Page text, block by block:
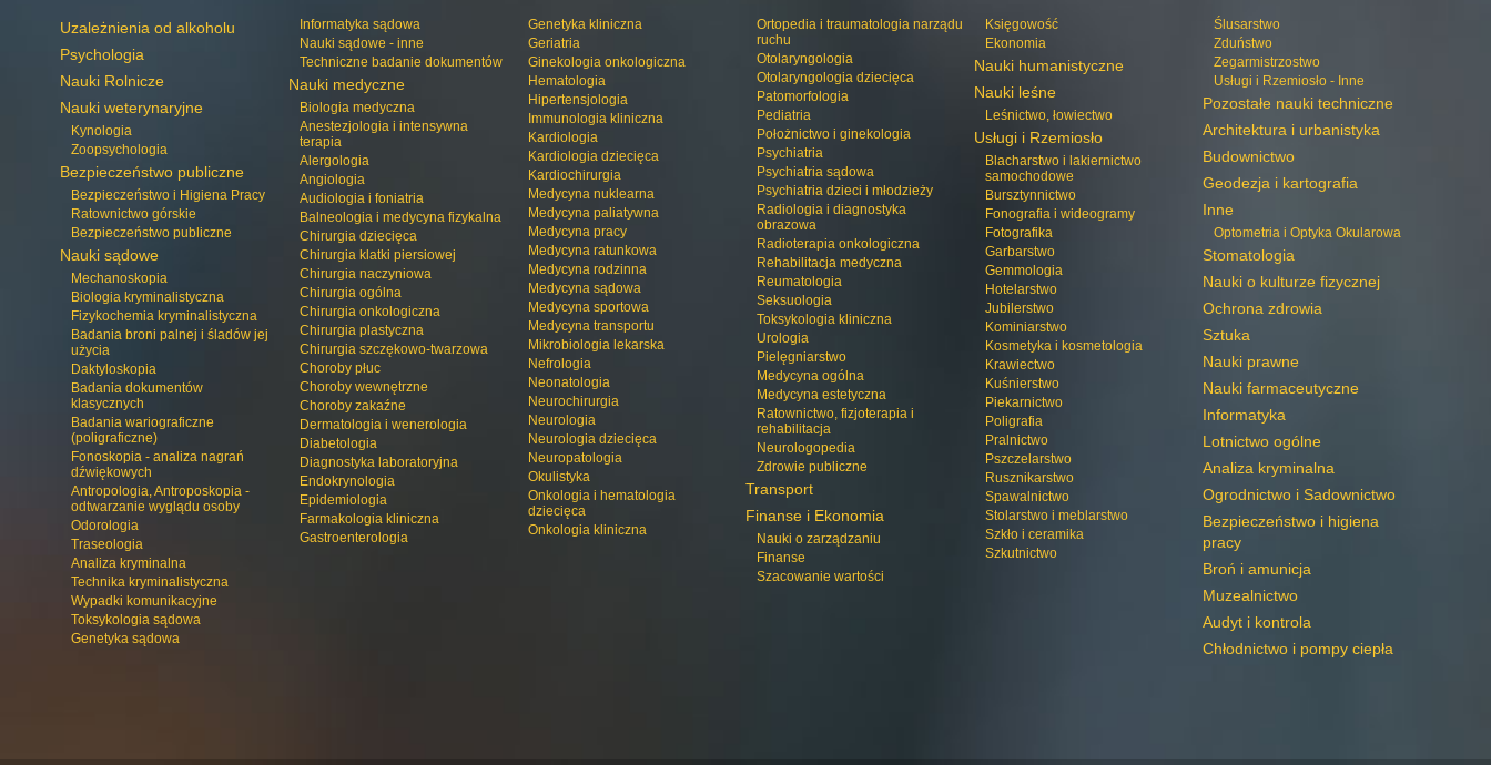
Uzależnienia od alkoholu
Psychologia
Nauki Rolnicze
Nauki weterynaryjne
Kynologia
Zoopsychologia
Bezpieczeństwo publiczne
Bezpieczeństwo i Higiena Pracy
Ratownictwo górskie
Bezpieczeństwo publiczne
Nauki sądowe
Mechanoskopia
Biologia kryminalistyczna
Fizykochemia kryminalistyczna
Badania broni palnej i śladów jej
użycia
Daktyloskopia
Badania dokumentów
klasycznych
Badania wariograficzne
(poligraficzne)
Fonoskopia - analiza nagrań
dźwiękowych
Antropologia, Antroposkopia -
odtwarzanie wyglądu osoby
Odorologia
Traseologia
Analiza kryminalna
Technika kryminalistyczna
Wypadki komunikacyjne
Toksykologia sądowa
Genetyka sądowa
Informatyka sądowa
Nauki sądowe - inne
Techniczne badanie dokumentów
Nauki medyczne
Biologia medyczna
Anestezjologia i intensywna
terapia
Alergologia
Angiologia
Audiologia i foniatria
Balneologia i medycyna fizykalna
Chirurgia dziecięca
Chirurgia klatki piersiowej
Chirurgia naczyniowa
Chirurgia ogólna
Chirurgia onkologiczna
Chirurgia plastyczna
Chirurgia szczękowo-twarzowa
Choroby płuc
Choroby wewnętrzne
Choroby zakaźne
Dermatologia i wenerologia
Diabetologia
Diagnostyka laboratoryjna
Endokrynologia
Epidemiologia
Farmakologia kliniczna
Gastroenterologia
Genetyka kliniczna
Geriatria
Ginekologia onkologiczna
Hematologia
Hipertensjologia
Immunologia kliniczna
Kardiologia
Kardiologia dziecięca
Kardiochirurgia
Medycyna nuklearna
Medycyna paliatywna
Medycyna pracy
Medycyna ratunkowa
Medycyna rodzinna
Medycyna sądowa
Medycyna sportowa
Medycyna transportu
Mikrobiologia lekarska
Nefrologia
Neonatologia
Neurochirurgia
Neurologia
Neurologia dziecięca
Neuropatologia
Okulistyka
Onkologia i hematologia
dziecięca
Onkologia kliniczna
Ortopedia i traumatologia narządu
ruchu
Otolaryngologia
Otolaryngologia dziecięca
Patomorfologia
Pediatria
Położnictwo i ginekologia
Psychiatria
Psychiatria sądowa
Psychiatria dzieci i młodzieży
Radiologia i diagnostyka
obrazowa
Radioterapia onkologiczna
Rehabilitacja medyczna
Reumatologia
Seksuologia
Toksykologia kliniczna
Urologia
Pielęgniarstwo
Medycyna ogólna
Medycyna estetyczna
Ratownictwo, fizjoterapia i
rehabilitacja
Neurologopedia
Zdrowie publiczne
Transport
Finanse i Ekonomia
Nauki o zarządzaniu
Finanse
Szacowanie wartości
Księgowość
Ekonomia
Nauki humanistyczne
Nauki leśne
Leśnictwo, łowiectwo
Usługi i Rzemiosło
Blacharstwo i lakiernictwo
samochodowe
Bursztynnictwo
Fonografia i wideogramy
Fotografika
Garbarstwo
Gemmologia
Hotelarstwo
Jubilerstwo
Kominiarstwo
Kosmetyka i kosmetologia
Krawiectwo
Kuśnierstwo
Piekarnictwo
Poligrafia
Pralnictwo
Pszczelarstwo
Rusznikarstwo
Spawalnictwo
Stolarstwo i meblarstwo
Szkło i ceramika
Szkutnictwo
Ślusarstwo
Zduństwo
Zegarmistrzostwo
Usługi i Rzemiosło - Inne
Pozostałe nauki techniczne
Architektura i urbanistyka
Budownictwo
Geodezja i kartografia
Inne
Optometria i Optyka Okularowa
Stomatologia
Nauki o kulturze fizycznej
Ochrona zdrowia
Sztuka
Nauki prawne
Nauki farmaceutyczne
Informatyka
Lotnictwo ogólne
Analiza kryminalna
Ogrodnictwo i Sadownictwo
Bezpieczeństwo i higiena
pracy
Broń i amunicja
Muzealnictwo
Audyt i kontrola
Chłodnictwo i pompy ciepła